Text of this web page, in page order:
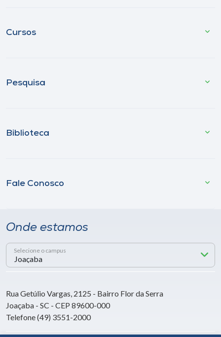
Cursos
Pesquisa
Biblioteca
Fale Conosco
Onde estamos
Selecione o campus
Rua Getúlio Vargas, 2125 - Bairro Flor da Serra
Joaçaba - SC - CEP 89600-000
Telefone (49) 3551-2000